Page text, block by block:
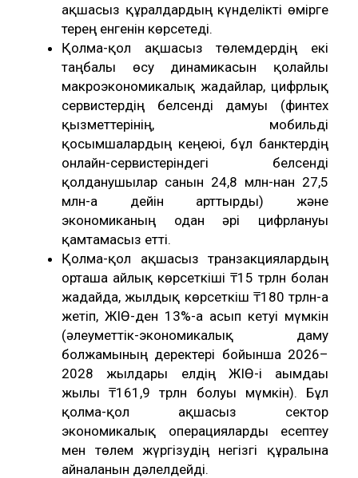
ақшасыз құралдардың күнделікті өмірге
терең енгенін көрсетеді.
Қолма-қол ақшасыз төлемдердің екі
таңбалы өсу динамикасын қолайлы
макроэкономикалық жағдайлар, цифрлық
сервистердің белсенді дамуы (финтех
қызметтерінің, мобильді
қосымшалардың кеңеюі, бұл банктердің
онлайн-сервистеріндегі белсенді
қолданушылар санын 24,8 млн-нан 27,5
млн-ға дейін арттырды) және
экономиканың одан әрі цифрлануы
қамтамасыз етті.
Қолма-қол ақшасыз транзакциялардың
орташа айлық көрсеткіші ₸15 трлн болған
жағдайда, жылдық көрсеткіш ₸180 трлн-ға
жетіп, ЖІӨ-ден 13%-ға асып кетуі мүмкін
(әлеуметтік-экономикалық даму
болжамының деректері бойынша 2026–
2028 жылдары елдің ЖІӨ-і ағымдағы
жылы ₸161,9 трлн болуы мүмкін). Бұл
қолма-қол ақшасыз сектор
экономикалық операцияларды есептеу
мен төлем жүргізудің негізгі құралына
айналғанын дәлелдейді.